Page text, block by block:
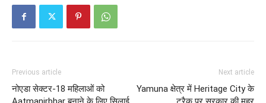
Previous article
नोएडा सेक्टर-18 महिलाओं को
Next article
Yamuna क्षेत्र में Heritage City के